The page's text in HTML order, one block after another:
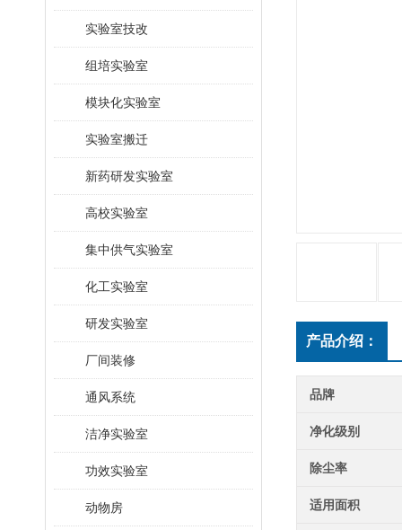
实验室技改
组培实验室
模块化实验室
实验室搬迁
新药研发实验室
高校实验室
集中供气实验室
化工实验室
研发实验室
厂间装修
通风系统
洁净实验室
功效实验室
动物房
产品介绍：
品牌
净化级别
除尘率
适用面积